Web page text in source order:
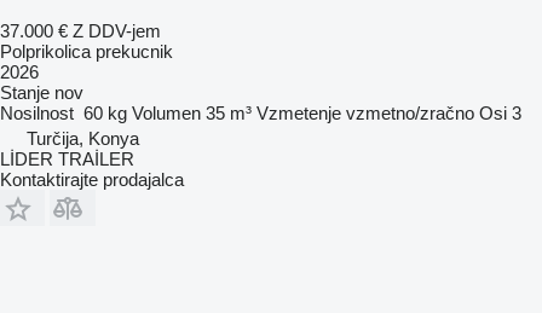
37.000 € Z DDV-jem
Polprikolica prekucnik
2026
Stanje nov
Nosilnost 60 kg Volumen 35 m³ Vzmetenje vzmetno/zračno Osi 3
Turčija, Konya
LİDER TRAİLER
Kontaktirajte prodajalca